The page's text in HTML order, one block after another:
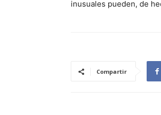
inusuales pueden, de
Compartir